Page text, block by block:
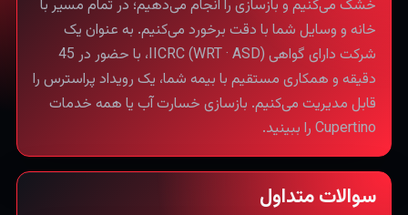
خشک می‌کنیم و بازسازی را انجام می‌دهیم؛ در تمام مسیر با
خانه و وسایل شما با دقت برخورد می‌کنیم. به عنوان یک
شرکت دارای گواهی IICRC (WRT · ASD)، با حضور در 45
دقیقه و همکاری مستقیم با بیمه شما، یک رویداد پراسترس را
قابل مدیریت می‌کنیم. بازسازی خسارت آب یا همه خدمات
Cupertino را ببینید.
سوالات متداول